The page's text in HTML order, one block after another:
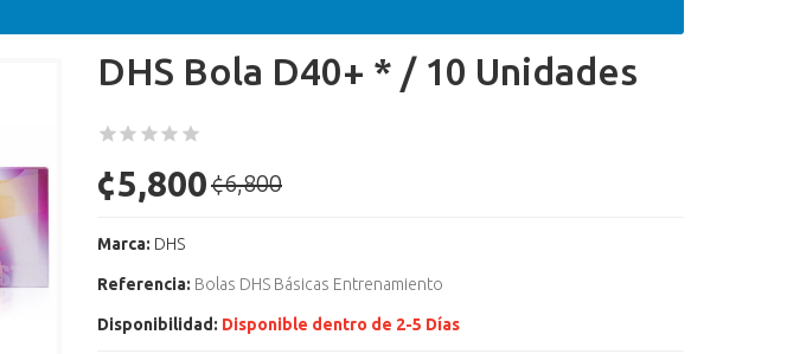
DHS Bola D40+ * / 10 Unidades
¢5,800¢6,800
Marca: DHS
Referencia: Bolas DHS Básicas Entrenamiento
Disponibilidad: Disponible dentro de 2-5 Días